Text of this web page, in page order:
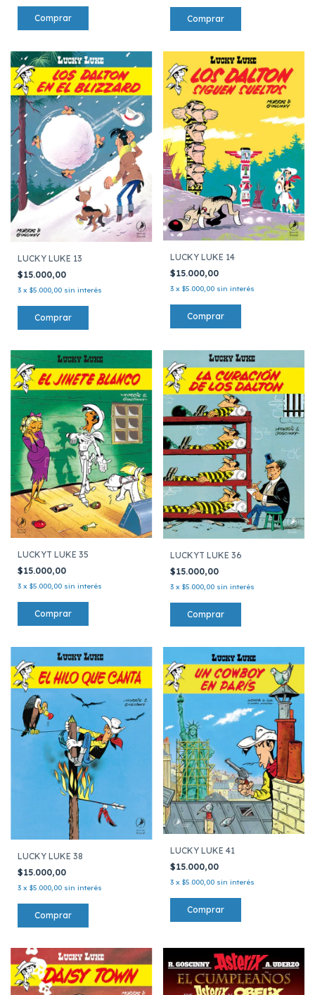
LUCKY LUKE 13
$15.000,00
3 x $5.000,00 sin interés
LUCKY LUKE 14
$15.000,00
3 x $5.000,00 sin interés
LUCKYT LUKE 35
$15.000,00
3 x $5.000,00 sin interés
LUCKYT LUKE 36
$15.000,00
3 x $5.000,00 sin interés
LUCKY LUKE 38
$15.000,00
3 x $5.000,00 sin interés
LUCKY LUKE 41
$15.000,00
3 x $5.000,00 sin interés